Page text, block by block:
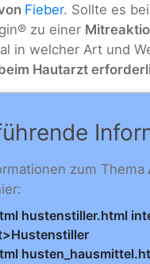
Fieber. Sollte es
zu einer
in welcher Art und
Hautarzt
zum Thema
hustenstiller.html